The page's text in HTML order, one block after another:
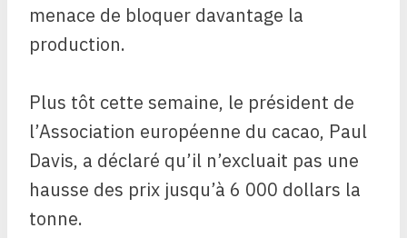
menace de bloquer davantage la
production.
Plus tôt cette semaine, le président de
l’Association européenne du cacao, Paul
Davis, a déclaré qu’il n’excluait pas une
hausse des prix jusqu’à 6 000 dollars la
tonne.